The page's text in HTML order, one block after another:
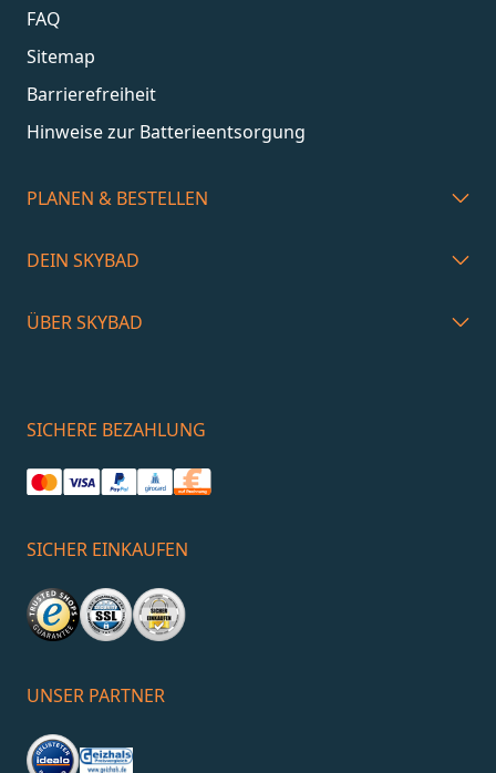
FAQ
Sitemap
Barrierefreiheit
Hinweise zur Batterieentsorgung
PLANEN & BESTELLEN
DEIN SKYBAD
ÜBER SKYBAD
SICHERE BEZAHLUNG
SICHER EINKAUFEN
UNSER PARTNER